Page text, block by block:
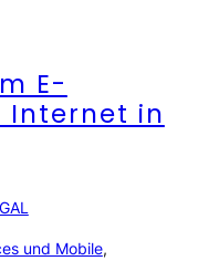
E-
Internet in
und Mobile